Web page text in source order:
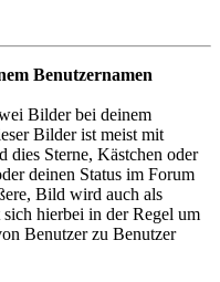
Benutzernamen
Bilder bei deinem
Bilder ist meist mit
dies Sterne, Kästchen oder
deinen Status im Forum
Bild wird auch als
hierbei in der Regel um
Benutzer zu Benutzer